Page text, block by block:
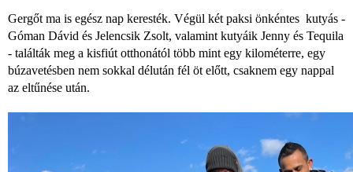
Gergőt ma is egész nap keresték. Végül két paksi önkéntes kutyás -
Góman Dávid és Jelencsik Zsolt, valamint kutyáik Jenny és Tequila
- találták meg a kisfiút otthonától több mint egy kilométerre, egy
búzavetésben nem sokkal délután fél öt előtt, csaknem egy nappal
az eltűnése után.